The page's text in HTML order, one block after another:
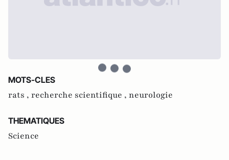
MOTS-CLES
rats , recherche scientifique , neurologie
THEMATIQUES
Science